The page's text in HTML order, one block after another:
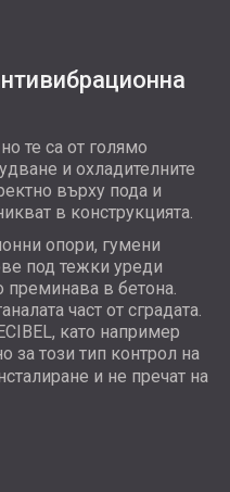
те са от голямо
и охладителните
върху пода и
в конструкцията.
опори, гумени
под тежки уреди
преминава в бетона.
част от сградата.
като например
за този тип контрол на
и не пречат на